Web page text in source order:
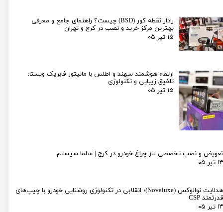
رادار نقطه کور (BSD) چیست؟ راهنمای جامع و معرفی
بهترین مرکز خرید و نصب در کرج و تهران
۱۵ تیر ۰۵
ارتقاء هوشمند سهند و اطلس با مانیتور فابریک ویستا؛
تلفیق زیبایی و تکنولوژی
۱۵ تیر ۰۵
تعویض و نصب تخصصی لنز چراغ خودرو در کرج | سلما سیستم
۱۳ تیر ۰۵
هدلایت نوالوکس (Novaluxe)؛ انقلابی در تکنولوژی روشنایی خودرو با چیپ‌های
قدرتمند CSP
۱۳ تیر ۰۵